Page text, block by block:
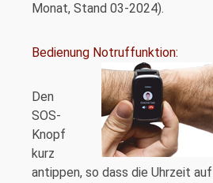
Monat, Stand 03-2024).
Bedienung Notruffunktion:
Den
SOS-
Knopf
kurz
antippen, so dass die Uhrzeit